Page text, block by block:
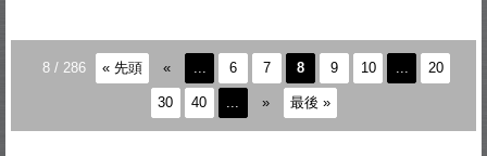
8 / 286 « 先頭 « 6 7 8 9 10 20
30 40 » 最後 »